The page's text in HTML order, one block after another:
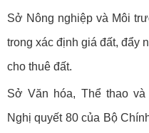
Sở Nông nghiệp và Môi
trong xác định giá đất, đẩy
cho thuê đất.
Sở Văn hóa, Thể thao
Nghị quyết 80 của Bộ